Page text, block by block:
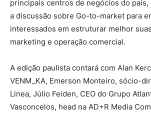
principais centros de negócios do país,
a discussão sobre Go-to-market para
interessados em estruturar melhor
marketing e operação comercial.
A edição paulista contará com Alan
VENM_KA, Emerson Monteiro, sócio-
Linea, Júlio Feiden, CEO do Grupo
Vasconcelos, head na AD+R Media